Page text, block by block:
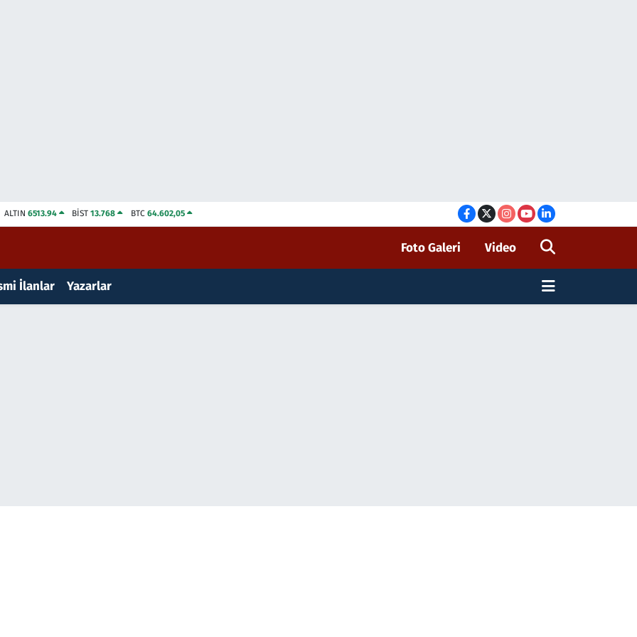
ALTIN 6513.94 BİST13.768 BTC 64.602,05
Foto Galeri Video
İlanlar Yazarlar